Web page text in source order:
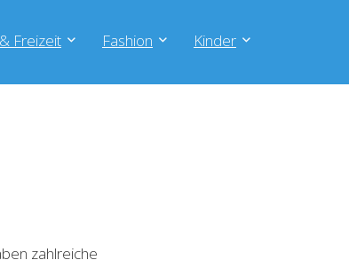
Freizeit Fashion Kinder
zahlreiche